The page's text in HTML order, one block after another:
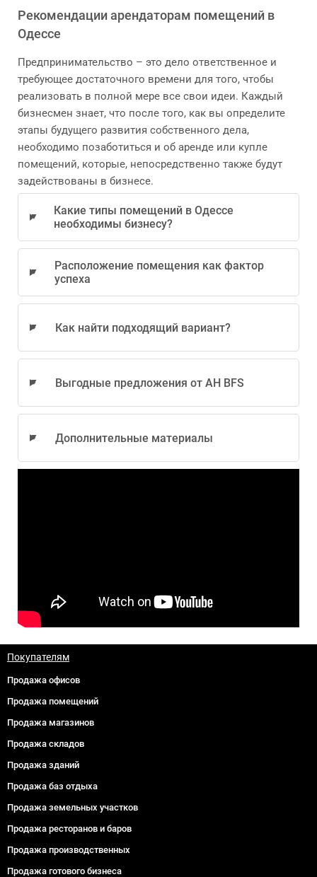
Рекомендации арендаторам помещений в
Одессе
Предпринимательство – это дело ответственное и
требующее достаточного времени для того, чтобы
реализовать в полной мере все свои идеи. Каждый
бизнесмен знает, что после того, как вы определите
этапы будущего развития собственного дела,
необходимо позаботиться и об аренде или купле
помещений, которые, непосредственно также будут
задействованы в бизнесе.
Какие типы помещений в Одессе
необходимы бизнесу?
Расположение помещения как фактор
успеха
Как найти подходящий вариант?
Выгодные предложения от АН BFS
Дополнительные материалы
Покупателям
Продажа офисов
Продажа помещений
Продажа магазинов
Продажа складов
Продажа зданий
Продажа баз отдыха
Продажа земельных участков
Продажа ресторанов и баров
Продажа производственных
Продажа готового бизнеса